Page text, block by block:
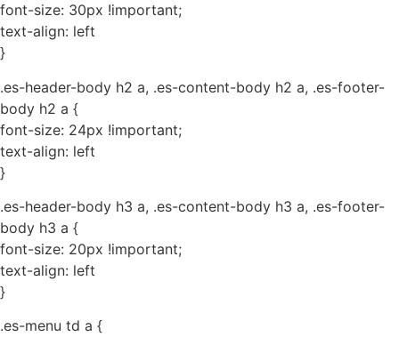
font-size: 30px !important;
text-align: left
}
.es-header-body h2 a, .es-content-body h2 a, .es-footer-
body h2 a {
font-size: 24px !important;
text-align: left
}
.es-header-body h3 a, .es-content-body h3 a, .es-footer-
body h3 a {
font-size: 20px !important;
text-align: left
}
.es-menu td a {